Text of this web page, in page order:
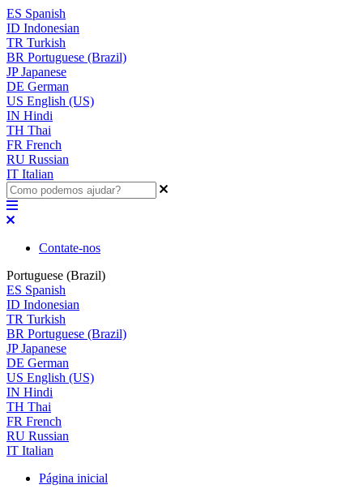
ES Spanish
ID Indonesian
TR Turkish
BR Portuguese (Brazil)
JP Japanese
DE German
US English (US)
IN Hindi
TH Thai
FR French
RU Russian
IT Italian
Contate-nos
Portuguese (Brazil)
ES Spanish
ID Indonesian
TR Turkish
BR Portuguese (Brazil)
JP Japanese
DE German
US English (US)
IN Hindi
TH Thai
FR French
RU Russian
IT Italian
Página inicial